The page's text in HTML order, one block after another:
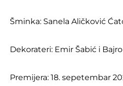
Šminka: Sanela Aličković
Dekorateri: Emir Šabić i
Premijera: 18. sepetembar